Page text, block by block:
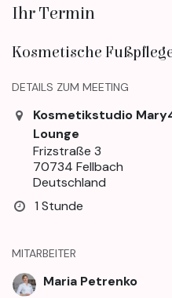
Ihr Termin
Kosmetische
DETAILS ZUM MEETING
Kosmetikstudio
Lounge
Frizstraße 3
70734 Fellbach
Deutschland
1 Stunde
MITARBEITER
Maria Petrenko